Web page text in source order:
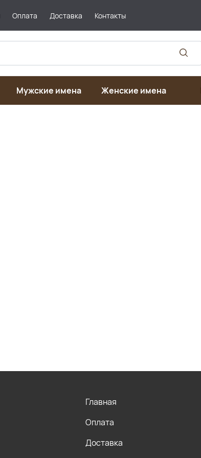
Оплата Доставка Контакты
Мужские имена Женские имена
Главная
Оплата
Доставка